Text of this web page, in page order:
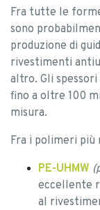
Fra tutte le
sono
produzione di
rivestimenti
altro. Gli
fino a oltre 100
misura.
Fra i polimeri più
PE-UHMW
eccellente
al